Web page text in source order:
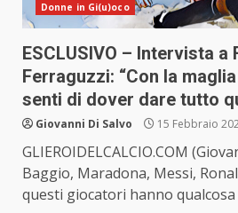
Donne in Gi(u)oco
ESCLUSIVO – Intervista a
Ferraguzzi: “Con la
senti di dover dare tutto
Giovanni Di Salvo 15 Febbraio
GLIEROIDELCALCIO.COM
Baggio, Maradona, Messi,
questi giocatori hanno qualcosa